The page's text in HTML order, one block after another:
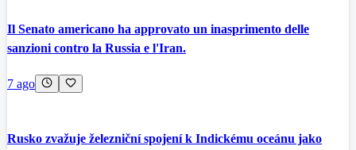
Il Senato americano ha approvato un inasprimento delle
sanzioni contro la Russia e l'Iran.
7 ago
Rusko zvažuje železniční spojení k Indickému oceánu jako